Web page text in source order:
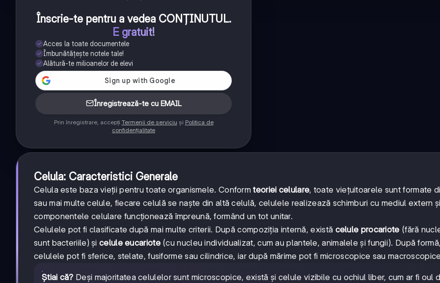
Înscrie-te pentru a vedea CONȚINUTUL.
E gratuit!
Acces la toate documentele
Îmbunătățește notele tale!
Alătură-te milioanelor de elevi
Înregistrează-te cu EMAIL
Prin înregistrare, accepți Termenii de serviciu și Politica de
confidențialitate
Celula: Caracteristici Generale
Celula este baza vieții pentru toate organismele. Conformteoriei celulare, toate viețuitoarele sunt formate
sau mai multe celule, fiecare celulă se naște din altă celulă, celulele realizează schimburi cu mediul extern
componentele celulare funcționează împreună, formând un tot unitar.
Celulele pot fi clasificate după mai multe criterii. După compoziția internă, există celule procariote (fără
sunt bacteriile) șicelule eucariote(cu nucleu individualizat, cum au plantele, animalele și fungii). După
celulele pot fi sferice, stelate, fusiforme sau cilindrice, iar după mărime pot fi microscopice sau
Știai că? Deși majoritatea celulelor sunt microscopice, există și celule vizibile cu ochiul liber, cum ar fi oul